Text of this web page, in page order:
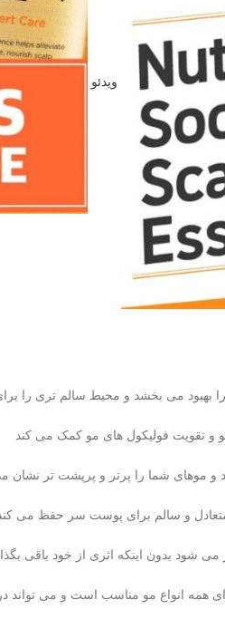
ویدئو
می بخشد و محیط سالم تری را
و تقویت فولیکول های مو کمک می کند
موهای شما را پرتر و پرپشت تر نشان
و سالم برای پوست سر حفظ می
بدون اینکه اثری از خود باقی
انواع مو مناسب است و می تواند